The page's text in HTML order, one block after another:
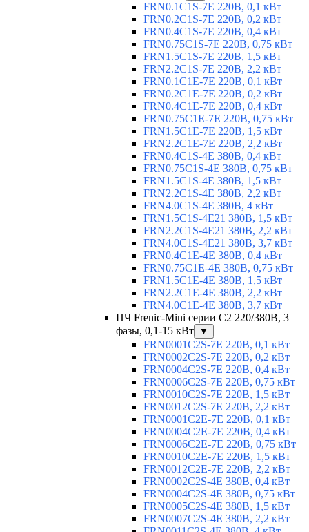
FRN0.1C1S-7E 220В, 0,1 кВт
FRN0.2C1S-7E 220В, 0,2 кВт
FRN0.4C1S-7E 220В, 0,4 кВт
FRN0.75C1S-7E 220В, 0,75 кВт
FRN1.5C1S-7E 220В, 1,5 кВт
FRN2.2C1S-7E 220В, 2,2 кВт
FRN0.1C1E-7E 220В, 0,1 кВт
FRN0.2C1E-7E 220В, 0,2 кВт
FRN0.4C1E-7E 220В, 0,4 кВт
FRN0.75C1E-7E 220В, 0,75 кВт
FRN1.5C1E-7E 220В, 1,5 кВт
FRN2.2C1E-7E 220В, 2,2 кВт
FRN0.4C1S-4E 380В, 0,4 кВт
FRN0.75C1S-4E 380В, 0,75 кВт
FRN1.5C1S-4E 380В, 1,5 кВт
FRN2.2C1S-4E 380В, 2,2 кВт
FRN4.0C1S-4E 380В, 4 кВт
FRN1.5C1S-4E21 380В, 1,5 кВт
FRN2.2C1S-4E21 380В, 2,2 кВт
FRN4.0C1S-4E21 380В, 3,7 кВт
FRN0.4C1E-4E 380В, 0,4 кВт
FRN0.75C1E-4E 380В, 0,75 кВт
FRN1.5C1E-4E 380В, 1,5 кВт
FRN2.2C1E-4E 380В, 2,2 кВт
FRN4.0C1E-4E 380В, 3,7 кВт
ПЧ Frenic-Mini серии С2 220/380В, 3
фазы, 0,1-15 кВт
▼
FRN0001C2S-7E 220В, 0,1 кВт
FRN0002C2S-7E 220В, 0,2 кВт
FRN0004C2S-7E 220В, 0,4 кВт
FRN0006C2S-7E 220В, 0,75 кВт
FRN0010C2S-7E 220В, 1,5 кВт
FRN0012C2S-7E 220В, 2,2 кВт
FRN0001C2E-7E 220В, 0,1 кВт
FRN0004C2E-7E 220В, 0,4 кВт
FRN0006C2E-7E 220В, 0,75 кВт
FRN0010C2E-7E 220В, 1,5 кВт
FRN0012C2E-7E 220В, 2,2 кВт
FRN0002C2S-4E 380В, 0,4 кВт
FRN0004C2S-4E 380В, 0,75 кВт
FRN0005C2S-4E 380В, 1,5 кВт
FRN0007C2S-4E 380В, 2,2 кВт